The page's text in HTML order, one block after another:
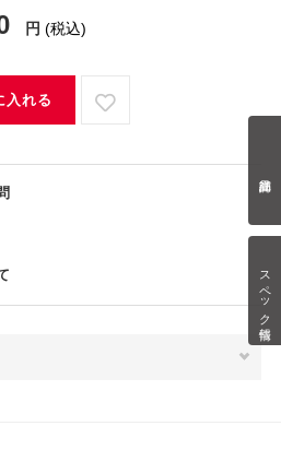
スペック情報
円 (税込)
入れる